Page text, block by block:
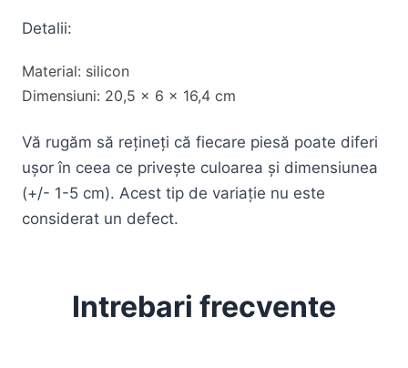
Detalii:
Material: silicon
Dimensiuni: 20,5 x 6 x 16,4 cm
Vă rugăm să rețineți că fiecare piesă poate diferi
ușor în ceea ce privește culoarea și dimensiunea
(+/- 1-5 cm). Acest tip de variație nu este
considerat un defect.
Intrebari frecvente